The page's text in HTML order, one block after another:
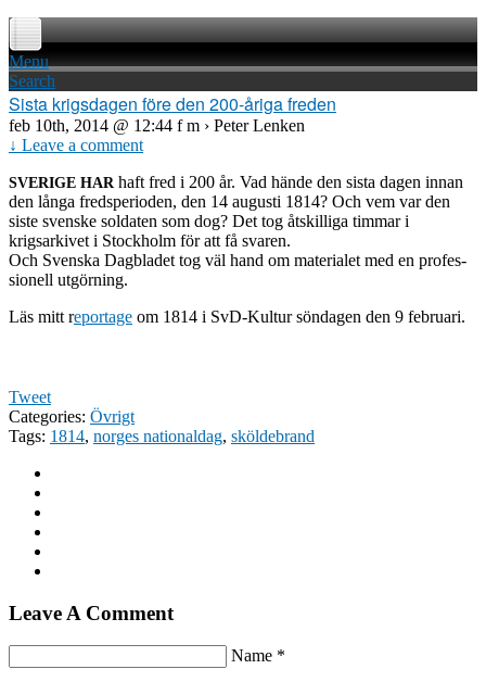
Menu
Search
Sista krigsdagen före den 200-åriga freden
feb 10th, 2014 @ 12:44 f m › Peter Lenken
↓ Leave a comment
SVERIGE HAR haft fred i 200 år. Vad hände den sista dagen innan
den långa fredspe­ri­o­den, den 14 augusti 1814? Och vem var den
siste svenske sol­daten som dog? Det tog åtskil­liga tim­mar i
krigsarkivet i Stock­holm för att få svaren.
Och Sven­ska Dag­bladet tog väl hand om mate­ri­alet med en pro­fes­
sionell utgörning.
Läs mitt reportage om 1814 i SvD-Kultur sönda­gen den 9 februari.
Tweet
Categories: Övrigt
Tags: 1814, norges nationaldag, sköldebrand
Leave A Comment
Name *